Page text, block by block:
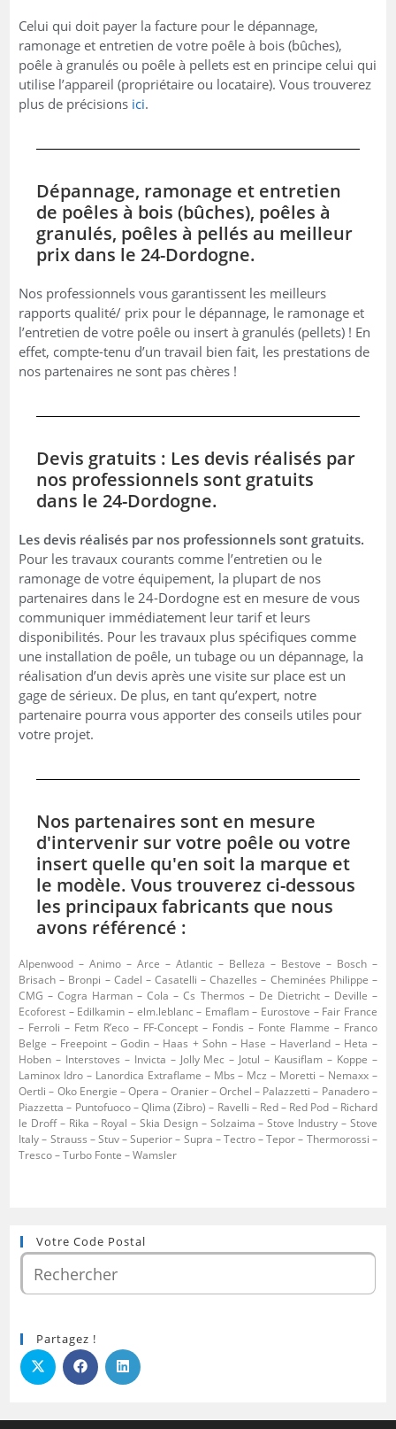
Celui qui doit payer la facture pour le dépannage,
ramonage et entretien de votre poêle à bois (bûches),
poêle à granulés ou poêle à pellets est en principe celui qui
utilise l’appareil (propriétaire ou locataire). Vous trouverez
plus de précisions ici.
Dépannage, ramonage et entretien
de poêles à bois (bûches), poêles à
granulés, poêles à pellés au meilleur
prix dans le 24-Dordogne.
Nos professionnels vous garantissent les meilleurs
rapports qualité/ prix pour le dépannage, le ramonage et
l’entretien de votre poêle ou insert à granulés (pellets) ! En
effet, compte-tenu d’un travail bien fait, les prestations de
nos partenaires ne sont pas chères !
Devis gratuits : Les devis réalisés par
nos professionnels sont gratuits
dans le 24-Dordogne.
Les devis réalisés par nos professionnels sont gratuits.
Pour les travaux courants comme l’entretien ou le
ramonage de votre équipement, la plupart de nos
partenaires dans le 24-Dordogne est en mesure de vous
communiquer immédiatement leur tarif et leurs
disponibilités. Pour les travaux plus spécifiques comme
une installation de poêle, un tubage ou un dépannage, la
réalisation d’un devis après une visite sur place est un
gage de sérieux. De plus, en tant qu’expert, notre
partenaire pourra vous apporter des conseils utiles pour
votre projet.
Nos partenaires sont en mesure
d'intervenir sur votre poêle ou votre
insert quelle qu'en soit la marque et
le modèle. Vous trouverez ci-dessous
les principaux fabricants que nous
avons référencé :
Alpenwood – Animo – Arce – Atlantic – Belleza – Bestove – Bosch –
Brisach – Bronpi – Cadel – Casatelli – Chazelles – Cheminées Philippe –
CMG – Cogra Harman – Cola – Cs Thermos – De Dietricht – Deville –
Ecoforest – Edilkamin – elm.leblanc – Emaflam – Eurostove – Fair France
– Ferroli – Fetm R’eco – FF-Concept – Fondis – Fonte Flamme – Franco
Belge – Freepoint – Godin – Haas + Sohn – Hase – Haverland – Heta –
Hoben – Interstoves – Invicta – Jolly Mec – Jotul – Kausiflam – Koppe –
Laminox Idro – Lanordica Extraflame – Mbs – Mcz – Moretti – Nemaxx –
Oertli – Oko Energie – Opera – Oranier – Orchel – Palazzetti – Panadero –
Piazzetta – Puntofuoco – Qlima (Zibro) – Ravelli – Red – Red Pod – Richard
le Droff – Rika – Royal – Skia Design – Solzaima – Stove Industry – Stove
Italy – Strauss – Stuv – Superior – Supra – Tectro – Tepor – Thermorossi –
Tresco – Turbo Fonte – Wamsler
Votre Code Postal
Partagez !